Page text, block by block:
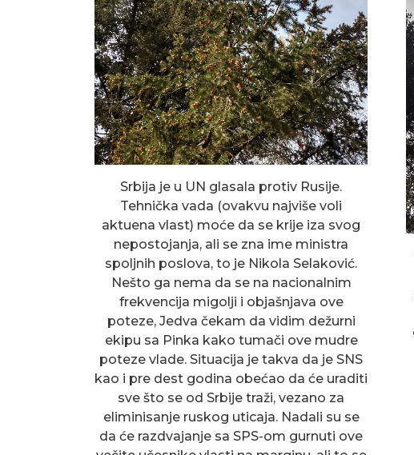
Srbija je u UN glasala protiv Rusije.
Tehnička vada (ovakvu najviše voli
aktuena vlast) moće da se krije iza svog
nepostojanja, ali se zna ime ministra
spoljnih poslova, to je Nikola Selaković.
Nešto ga nema da se na nacionalnim
frekvencija migolji i objašnjava ove
poteze, Jedva čekam da vidim dežurni
ekipu sa Pinka kako tumači ove mudre
poteze vlade. Situacija je takva da je SNS
kao i pre dest godina obećao da će uraditi
sve što se od Srbije traži, vezano za
eliminisanje ruskog uticaja. Nadali su se
da će razdvajanje sa SPS-om gurnuti ove